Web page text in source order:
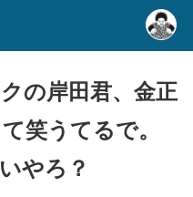
の岸田君、金正
笑うてるで。
やろ？